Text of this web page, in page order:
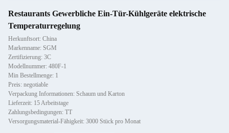
Restaurants Gewerbliche Ein-Tür-Kühlgeräte elektrische
Temperaturregelung
Herkunftsort: China
Markenname: SGM
Zertifizierung: 3C
Modellnummer: 480F-1
Min Bestellmenge: 1
Preis: negotiable
Verpackung Informationen: Schaum und Karton
Lieferzeit: 15 Arbeitstage
Zahlungsbedingungen: TT
Versorgungsmaterial-Fähigkeit: 3000 Stück pro Monat